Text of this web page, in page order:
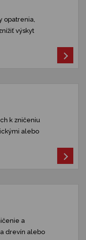
opatrenia,
výskyt
k zničeniu
alebo
a
drevín alebo